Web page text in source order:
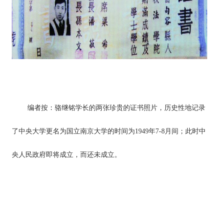
编者按：骆继铭学长的两张珍贵的证书照片，历史性地记录
了中央大学更名为国立南京大学的时间为1949年7-8月间；此时中
央人民政府即将成立，而还未成立。